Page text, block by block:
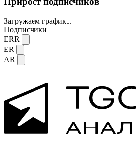
Загружаем график...
Подписчики
ERR
ER
AR